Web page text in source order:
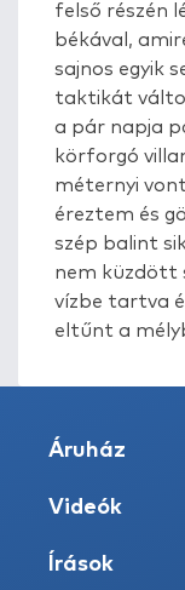
felső részén
békával,
sajnos egyik
taktikát
a pár napja
körforgó
méternyi
éreztem és
szép balint
nem küzdött
vízbe tartva
eltűnt a
Áruház
Videók
Írások